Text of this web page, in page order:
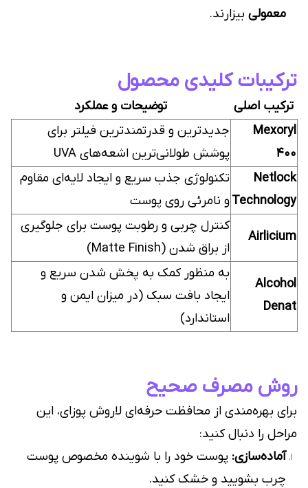
معمولی بیزارند.
ترکیبات کلیدی محصول
ترکیب اصلی
توضیحات و عملکرد
Mexoryl
400
جدیدترین و قدرتمندترین فیلتر برای
پوشش طولانی‌ترین اشعه‌های UVA
Netlock
Technology
تکنولوژی جذب سریع و ایجاد لایه‌ای مقاوم
و نامرئی روی پوست
Airlicium
کنترل چربی و رطوبت پوست برای جلوگیری
از براق شدن (Matte Finish)
Alcohol
Denat
به منظور کمک به پخش شدن سریع و
ایجاد بافت سبک (در میزان ایمن و
استاندارد)
روش مصرف صحیح
برای بهره‌مندی از محافظت حرفه‌ای لاروش پوزای، این
مراحل را دنبال کنید:
آماده‌سازی: پوست خود را با شوینده مخصوص پوست
چرب بشویید و خشک کنید.